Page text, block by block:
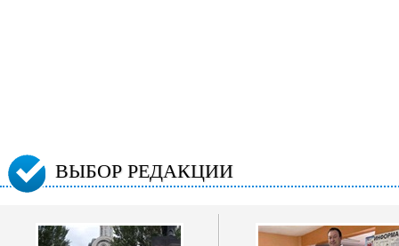
ВЫБОР РЕДАКЦИИ